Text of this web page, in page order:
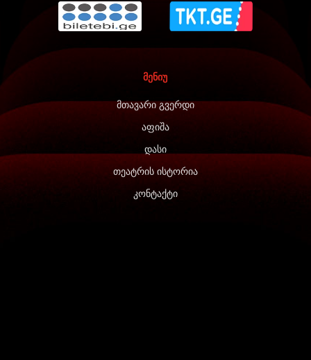
მენიუ
მთავარი გვერდი
აფიშა
დასი
თეატრის ისტორია
კონტაქტი